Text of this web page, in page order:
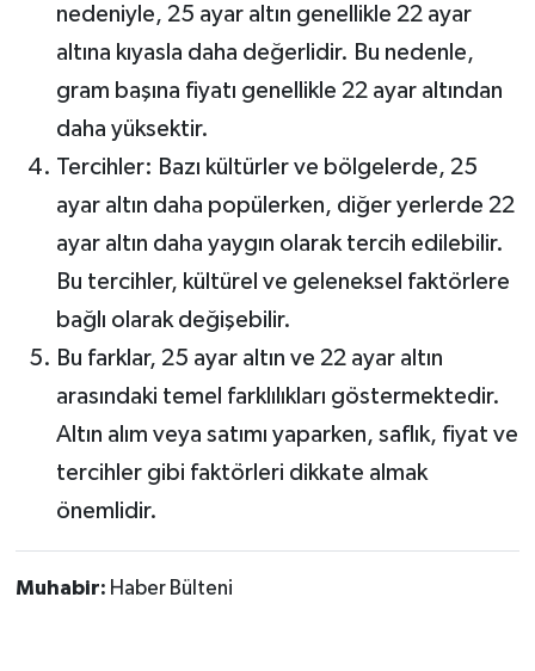
nedeniyle, 25 ayar altın genellikle 22 ayar
altına kıyasla daha değerlidir. Bu nedenle,
gram başına fiyatı genellikle 22 ayar altından
daha yüksektir.
Tercihler: Bazı kültürler ve bölgelerde, 25
ayar altın daha popülerken, diğer yerlerde 22
ayar altın daha yaygın olarak tercih edilebilir.
Bu tercihler, kültürel ve geleneksel faktörlere
bağlı olarak değişebilir.
Bu farklar, 25 ayar altın ve 22 ayar altın
arasındaki temel farklılıkları göstermektedir.
Altın alım veya satımı yaparken, saflık, fiyat ve
tercihler gibi faktörleri dikkate almak
önemlidir.
Muhabir: Haber Bülteni